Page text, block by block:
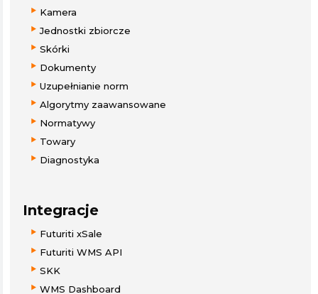
Kamera
Jednostki zbiorcze
Skórki
Dokumenty
Uzupełnianie norm
Algorytmy zaawansowane
Normatywy
Towary
Diagnostyka
Integracje
Futuriti xSale
Futuriti WMS API
SKK
WMS Dashboard